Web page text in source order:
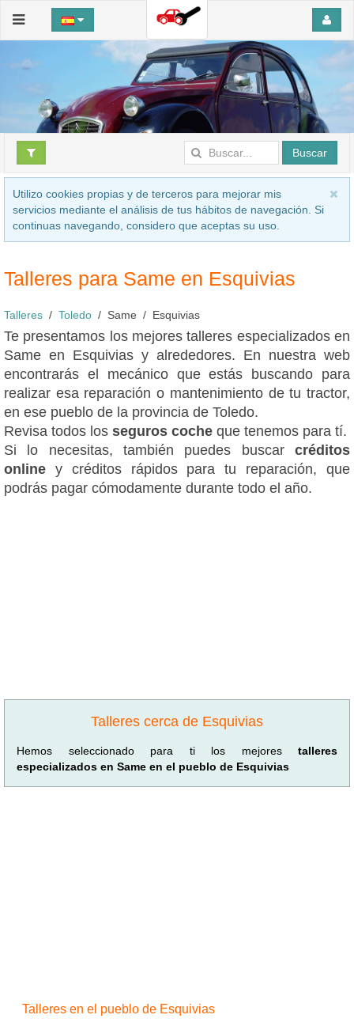
Buscar
Utilizo cookies propias y de terceros para mejorar mis
servicios mediante el análisis de tus hábitos de navegación. Si
continuas navegando, considero que aceptas su uso.
Talleres para Same en Esquivias
Talleres Toledo Same Esquivias
Te presentamos los mejores talleres especializados en
Same en Esquivias y alrededores. En nuestra web
encontrarás el mecánico que estás buscando para
realizar esa reparación o mantenimiento de tu tractor,
en ese pueblo de la provincia de Toledo.
Revisa todos los seguros coche que tenemos para tí.
Si lo necesitas, también puedes buscar créditos
online y créditos rápidos para tu reparación, que
podrás pagar cómodamente durante todo el año.
Talleres cerca de Esquivias
Hemos seleccionado para ti los mejores talleres
especializados en Same en el pueblo de Esquivias
Talleres en el pueblo de Esquivias